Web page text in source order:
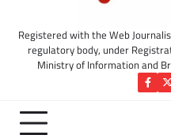
Registered with the Web
regulatory body, under
Ministry of Information and